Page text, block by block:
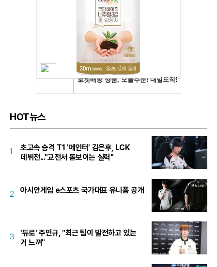
HOT뉴스
1
초고속 승격 T1 '페인터' 김은후, LCK
데뷔전..."교전서 돋보이는 실력"
2 아시안게임 e스포츠 국가대표 유니폼 공개
3
'듀로' 주민규, "최근 팀이 발전하고 있는
거 느껴"